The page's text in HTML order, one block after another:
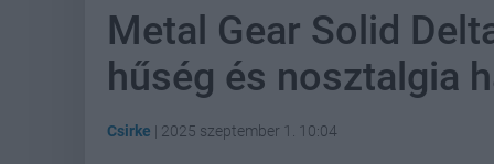
Metal Gear Solid
hűség és nosztalgia
Csirke | 2025 szeptember 1. 10:04